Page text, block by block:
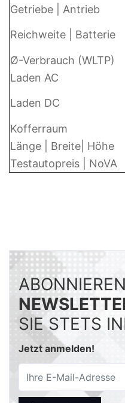
Getriebe | Antrieb
Reichweite | Batterie
Ø-Verbrauch (WLTP)
Laden AC
Laden DC
Kofferraum
Länge | Breite| Höhe
Testautopreis | NoVA
SIE STETS
Jetzt anmelden!